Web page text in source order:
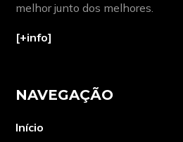
melhor junto dos melhores.
[+info]
NAVEGAÇÃO
Início